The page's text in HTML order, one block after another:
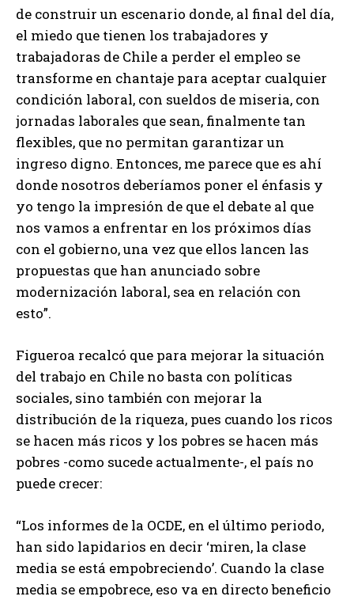
de construir un escenario donde, al final del día,
el miedo que tienen los trabajadores y
trabajadoras de Chile a perder el empleo se
transforme en chantaje para aceptar cualquier
condición laboral, con sueldos de miseria, con
jornadas laborales que sean, finalmente tan
flexibles, que no permitan garantizar un
ingreso digno. Entonces, me parece que es ahí
donde nosotros deberíamos poner el énfasis y
yo tengo la impresión de que el debate al que
nos vamos a enfrentar en los próximos días
con el gobierno, una vez que ellos lancen las
propuestas que han anunciado sobre
modernización laboral, sea en relación con
esto”.
Figueroa recalcó que para mejorar la situación
del trabajo en Chile no basta con políticas
sociales, sino también con mejorar la
distribución de la riqueza, pues cuando los ricos
se hacen más ricos y los pobres se hacen más
pobres -como sucede actualmente-, el país no
puede crecer:
“Los informes de la OCDE, en el último periodo,
han sido lapidarios en decir ‘miren, la clase
media se está empobreciendo’. Cuando la clase
media se empobrece, eso va en directo beneficio